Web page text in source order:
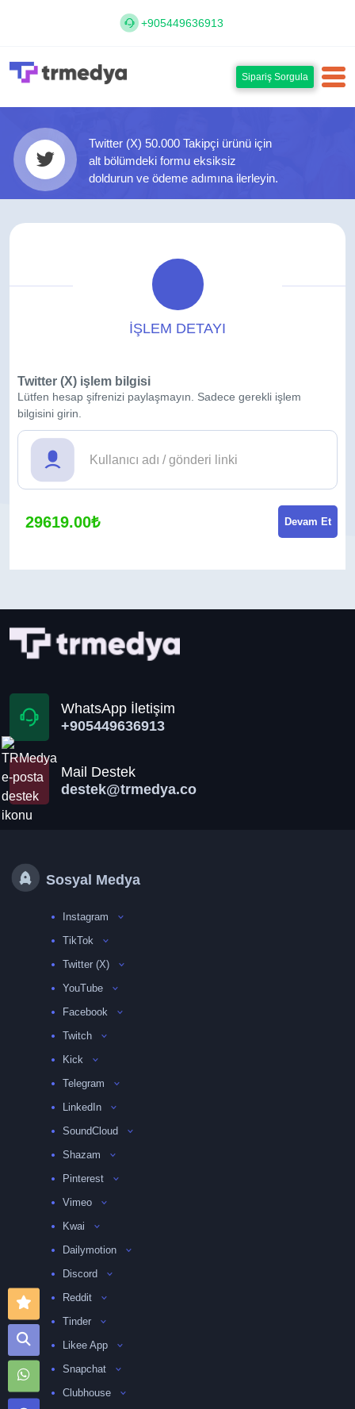
+905449636913
Sipariş Sorgula
Twitter (X) 50.000 Takipçi ürünü için
alt bölümdeki formu eksiksiz
doldurun ve ödeme adımına ilerleyin.
İŞLEM DETAYI
Twitter (X) işlem bilgisi
Lütfen hesap şifrenizi paylaşmayın. Sadece gerekli işlem
bilgisini girin.
29619.00₺ Devam Et
WhatsApp İletişim
+905449636913
Mail Destek
destek@trmedya.co
Sosyal Medya
Instagram
TikTok
Twitter (X)
YouTube
Facebook
Twitch
Kick
Telegram
LinkedIn
SoundCloud
Shazam
Pinterest
Vimeo
Kwai
Dailymotion
Discord
Reddit
Tinder
Likee App
Snapchat
Clubhouse